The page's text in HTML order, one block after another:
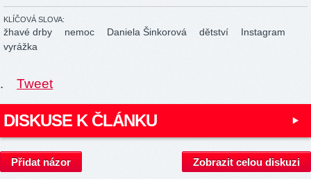
KLÍČOVÁ SLOVA:
žhavé drby nemoc Daniela Šinkorová dětství
Instagram
vyrážka
. Tweet
DISKUSE K ČLÁNKU
Přidat názor Zobrazit celou diskuzi